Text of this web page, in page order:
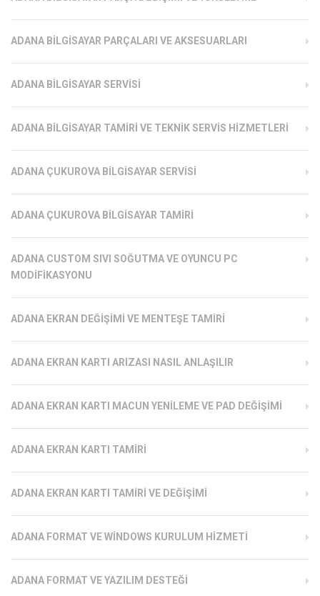
ADANA BILGISAYAR PARÇALARI VE AKSESUARLARI
ADANA BILGISAYAR SERVISI
ADANA BILGISAYAR TAMIRI VE TEKNIK SERVIS HIZMETLERI
ADANA ÇUKUROVA BILGISAYAR SERVISI
ADANA ÇUKUROVA BILGISAYAR TAMIRI
ADANA CUSTOM SIVI SOĞUTMA VE OYUNCU PC
MODIFIKASYONU
ADANA EKRAN DEĞIŞIMI VE MENTEŞE TAMIRI
ADANA EKRAN KARTI ARIZASI NASIL ANLAŞILIR
ADANA EKRAN KARTI MACUN YENILEME VE PAD DEĞIŞIMI
ADANA EKRAN KARTI TAMIRI
ADANA EKRAN KARTI TAMIRI VE DEĞIŞIMI
ADANA FORMAT VE WINDOWS KURULUM HIZMETI
ADANA FORMAT VE YAZILIM DESTEĞI